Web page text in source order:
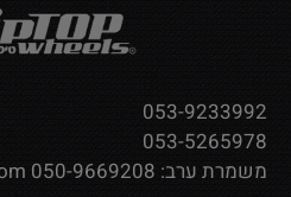
053-9233992
053-5265978
משמרת ערב: 050-9669208